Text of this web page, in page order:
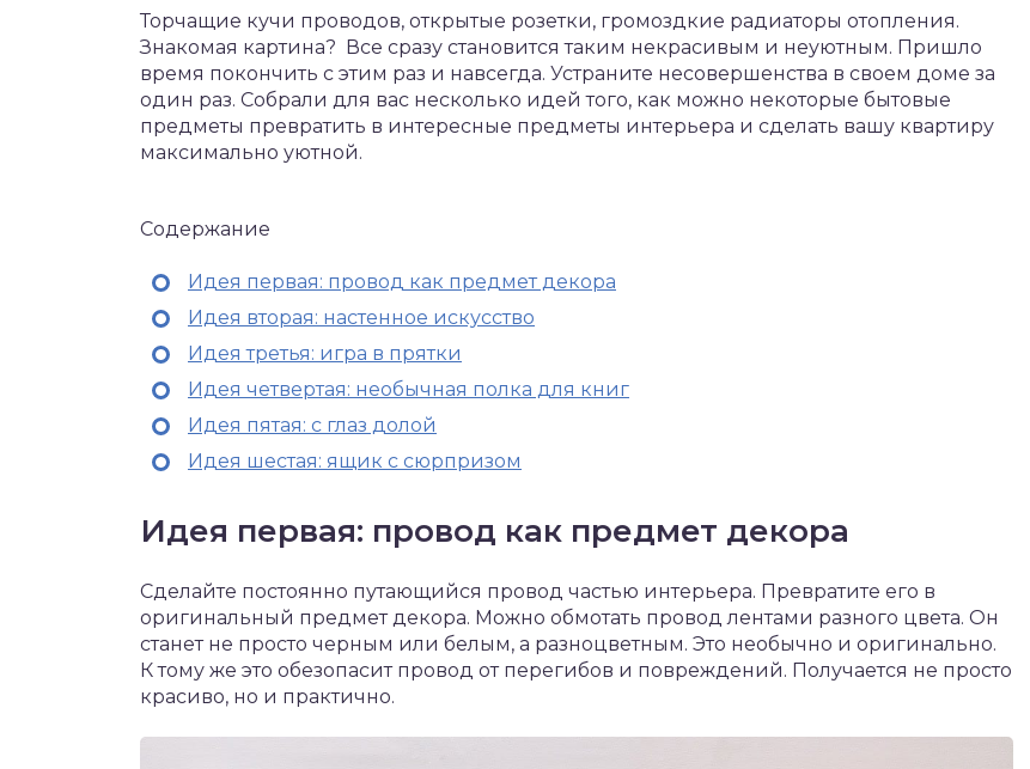
Торчащие кучи проводов, открытые розетки, громоздкие радиаторы отопления.
Знакомая картина? Все сразу становится таким некрасивым и неуютным. Пришло
время покончить с этим раз и навсегда. Устраните несовершенства в своем доме за
один раз. Собрали для вас несколько идей того, как можно некоторые бытовые
предметы превратить в интересные предметы интерьера и сделать вашу квартиру
максимально уютной.
Содержание
Идея первая: провод как предмет декора
Идея вторая: настенное искусство
Идея третья: игра в прятки
Идея четвертая: необычная полка для книг
Идея пятая: с глаз долой
Идея шестая: ящик с сюрпризом
Идея первая: провод как предмет декора
Сделайте постоянно путающийся провод частью интерьера. Превратите его в
оригинальный предмет декора. Можно обмотать провод лентами разного цвета. Он
станет не просто черным или белым, а разноцветным. Это необычно и оригинально.
К тому же это обезопасит провод от перегибов и повреждений. Получается не просто
красиво, но и практично.